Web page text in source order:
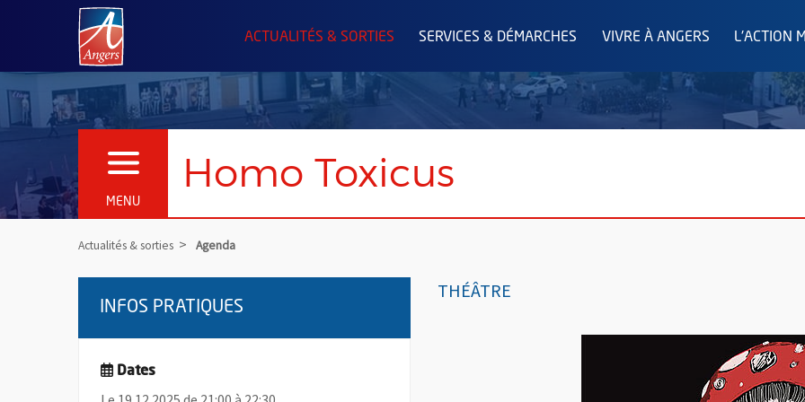
Angers.fr : Retour à l'accueil
ACTUALITÉS & SORTIES SERVICES & DÉMARCHES VIVRE À ANGERS L'ACTION
MENU
OUVRIR LE MENU Homo Toxicus
Actualités & sorties Agenda
THÉÂTRE
INFOS PRATIQUES
Dates